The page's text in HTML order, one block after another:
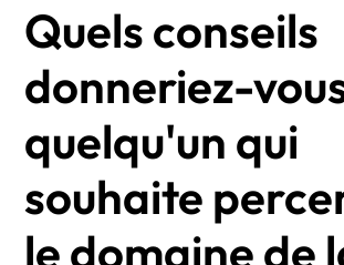
Quels conseils
donneriez-
quelqu'un qui
souhaite
le domaine de